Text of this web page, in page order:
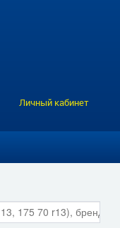
Личный кабинет